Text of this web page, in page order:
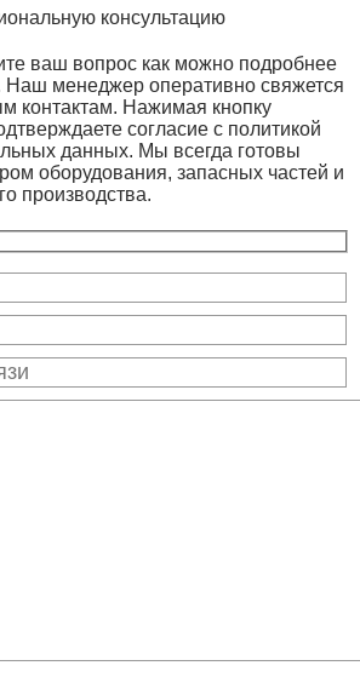
консультацию
ваш вопрос как можно подробнее
Наш менеджер оперативно свяжется
контактам. Нажимая кнопку
согласие с политикой
данных. Мы всегда готовы
оборудования, запасных частей и
производства.